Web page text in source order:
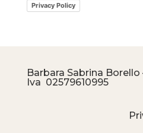
Privacy Policy
Barbara Sabrina
Iva 02579610995